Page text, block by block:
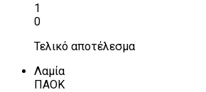
1
0
Τελικό αποτέλεσμα
Λαμία
ΠΑΟΚ